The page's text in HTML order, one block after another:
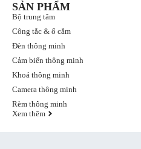
SẢN PHẨM
Bộ trung tâm
Công tắc & ổ cắm
Đèn thông minh
Cảm biến thông minh
Khoá thông minh
Camera thông minh
Rèm thông minh
Xem thêm